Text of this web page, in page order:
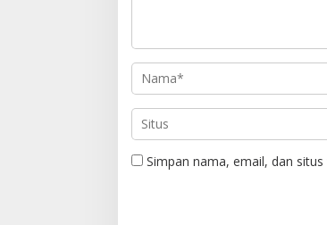
Simpan nama, email, dan